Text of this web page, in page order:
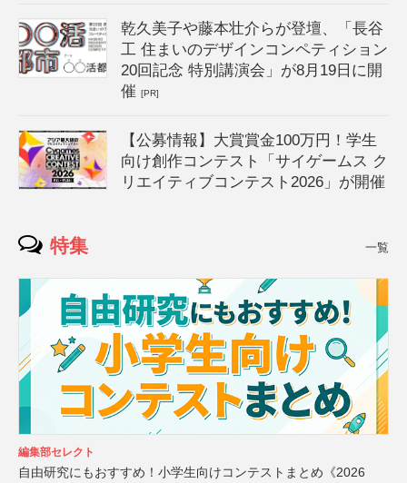
乾久美子や藤本壮介らが登壇、「長谷
工 住まいのデザインコンペティション
20回記念 特別講演会」が8月19日に開
催[PR]
【公募情報】大賞賞金100万円！学生
向け創作コンテスト「サイゲームス ク
リエイティブコンテスト2026」が開催
特集 一覧
編集部セレクト
自由研究にもおすすめ！小学生向けコンテストまとめ《2026